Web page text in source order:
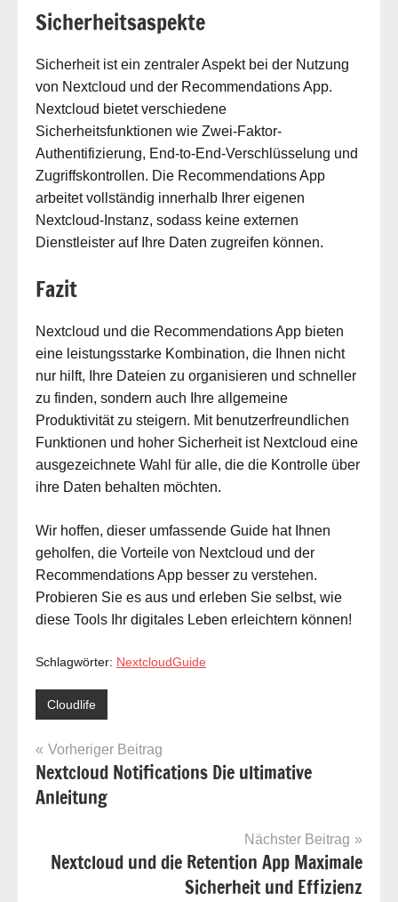
Sicherheitsaspekte
Sicherheit ist ein zentraler Aspekt bei der Nutzung
von Nextcloud und der Recommendations App.
Nextcloud bietet verschiedene
Sicherheitsfunktionen wie Zwei-Faktor-
Authentifizierung, End-to-End-Verschlüsselung und
Zugriffskontrollen. Die Recommendations App
arbeitet vollständig innerhalb Ihrer eigenen
Nextcloud-Instanz, sodass keine externen
Dienstleister auf Ihre Daten zugreifen können.
Fazit
Nextcloud und die Recommendations App bieten
eine leistungsstarke Kombination, die Ihnen nicht
nur hilft, Ihre Dateien zu organisieren und schneller
zu finden, sondern auch Ihre allgemeine
Produktivität zu steigern. Mit benutzerfreundlichen
Funktionen und hoher Sicherheit ist Nextcloud eine
ausgezeichnete Wahl für alle, die die Kontrolle über
ihre Daten behalten möchten.
Wir hoffen, dieser umfassende Guide hat Ihnen
geholfen, die Vorteile von Nextcloud und der
Recommendations App besser zu verstehen.
Probieren Sie es aus und erleben Sie selbst, wie
diese Tools Ihr digitales Leben erleichtern können!
Schlagwörter: NextcloudGuide
Cloudlife
Beitragsnavigation
Vorheriger Beitrag
Nextcloud Notifications Die ultimative
Anleitung
Nächster Beitrag
Nextcloud und die Retention App Maximale
Sicherheit und Effizienz